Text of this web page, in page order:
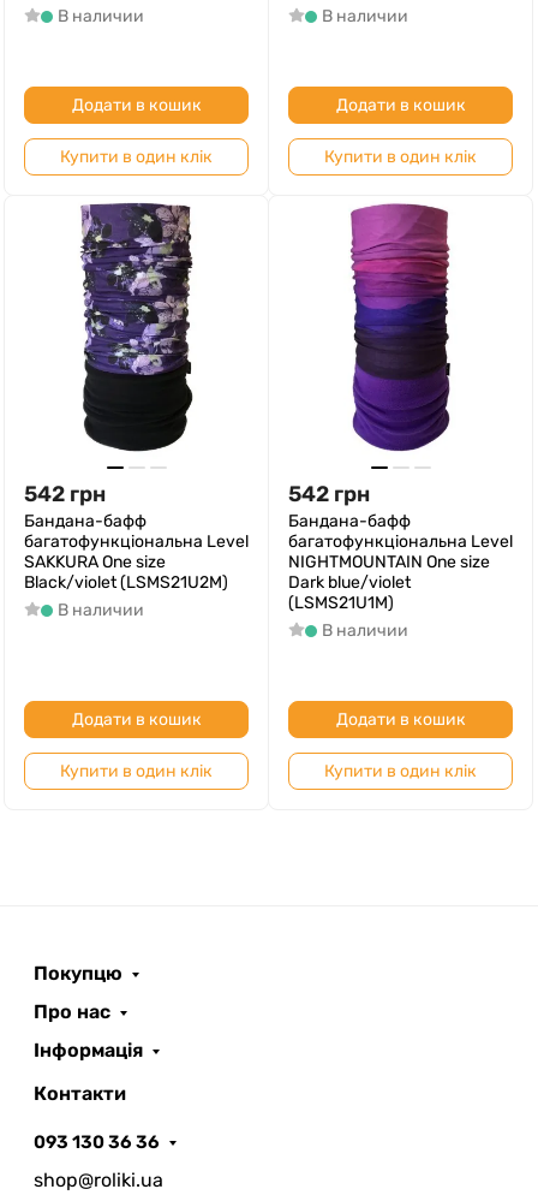
В наличии
Додати в кошик
Купити в один клік
В наличии
Додати в кошик
Купити в один клік
542 грн
Бандана-бафф
багатофункціональна Level
SAKKURA One size
Black/violet (LSMS21U2M)
В наличии
Додати в кошик
Купити в один клік
542 грн
Бандана-бафф
багатофункціональна Level
NIGHTMOUNTAIN One size
Dark blue/violet
(LSMS21U1M)
В наличии
Додати в кошик
Купити в один клік
Покупцю
Про нас
Інформація
Контакти
093 130 36 36
shop@roliki.ua